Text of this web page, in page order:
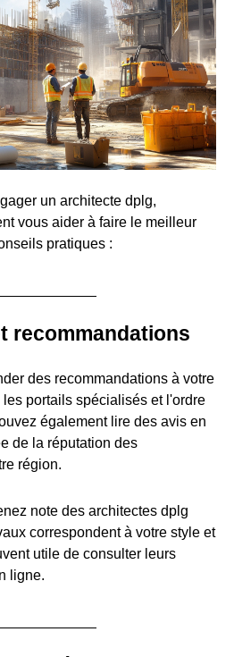
un architecte dplg,
vous aider à faire le meilleur
pratiques :
recommandations
des recommandations à votre
portails spécialisés et l'ordre
également lire des avis en
de la réputation des
région.
note des architectes dplg
correspondent à votre style et
utile de consulter leurs
ligne.